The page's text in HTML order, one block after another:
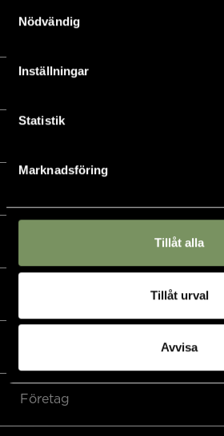
Nödvändig
Inställningar
Statistik
Marknadsföring
Tillåt alla
Tillåt urval
Avvisa
Företag